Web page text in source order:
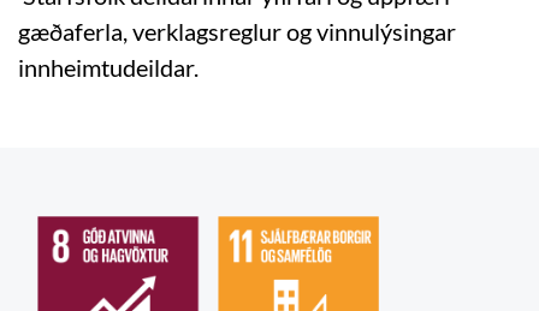
gæðaferla, verklagsreglur og vinnulýsingar
innheimtudeildar.